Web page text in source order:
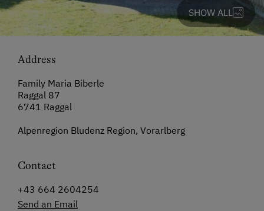
SHOW ALL
Address
Family Maria Biberle
Raggal 87
6741 Raggal
Alpenregion Bludenz Region, Vorarlberg
Contact
+43 664 2604254
Send an Email